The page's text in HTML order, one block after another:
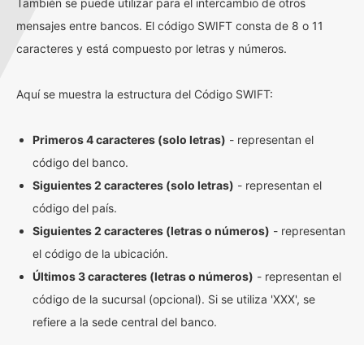
También se puede utilizar para el intercambio de otros
mensajes entre bancos. El código SWIFT consta de 8 o 11
caracteres y está compuesto por letras y números.
Aquí se muestra la estructura del Código SWIFT:
Primeros 4 caracteres (solo letras) - representan el
código del banco.
Siguientes 2 caracteres (solo letras) - representan el
código del país.
Siguientes 2 caracteres (letras o números) - representan
el código de la ubicación.
Últimos 3 caracteres (letras o números) - representan el
código de la sucursal (opcional). Si se utiliza 'XXX', se
refiere a la sede central del banco.